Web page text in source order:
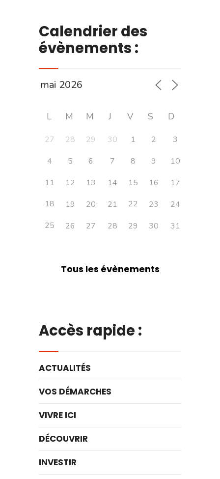
Calendrier des
évènements :
L M M J V S D
27 28 29 30 1 2
3
4
5 6 7 8 9
10
11
12 13 14 15 16
17
18
19 20 21 22 23
24
25
26 27 28 29 30 31
Tous les évènements
Accès rapide :
ACTUALITÉS
VOS DÉMARCHES
VIVRE ICI
DÉCOUVRIR
INVESTIR